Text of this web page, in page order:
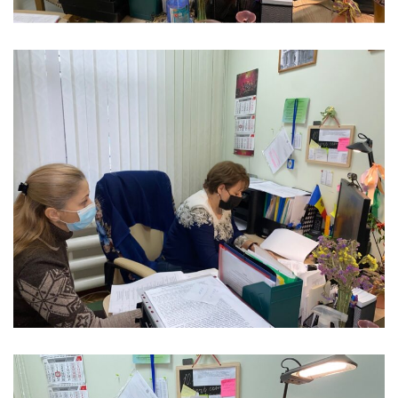
Anticorupție
Știri
Evenimente
Acte
și
regulamente
Legislație
internațională
Legislație